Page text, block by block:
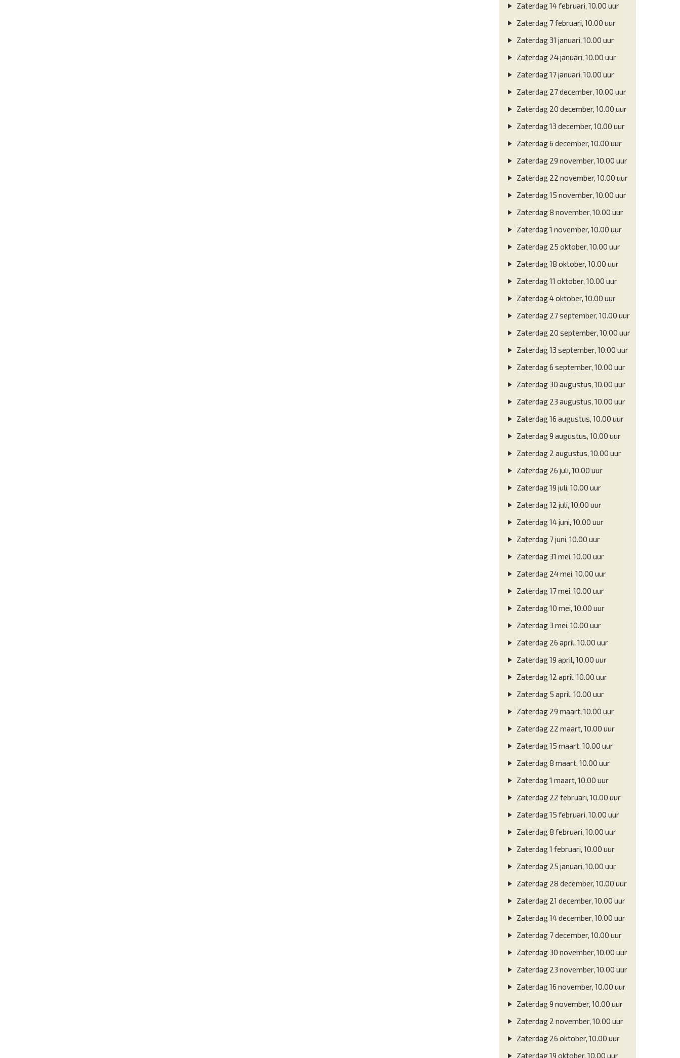
Zaterdag 14 februari, 10.00 uur
Zaterdag 7 februari, 10.00 uur
Zaterdag 31 januari, 10.00 uur
Zaterdag 24 januari, 10.00 uur
Zaterdag 17 januari, 10.00 uur
Zaterdag 27 december, 10.00 uur
Zaterdag 20 december, 10.00 uur
Zaterdag 13 december, 10.00 uur
Zaterdag 6 december, 10.00 uur
Zaterdag 29 november, 10.00 uur
Zaterdag 22 november, 10.00 uur
Zaterdag 15 november, 10.00 uur
Zaterdag 8 november, 10.00 uur
Zaterdag 1 november, 10.00 uur
Zaterdag 25 oktober, 10.00 uur
Zaterdag 18 oktober, 10.00 uur
Zaterdag 11 oktober, 10.00 uur
Zaterdag 4 oktober, 10.00 uur
Zaterdag 27 september, 10.00 uur
Zaterdag 20 september, 10.00 uur
Zaterdag 13 september, 10.00 uur
Zaterdag 6 september, 10.00 uur
Zaterdag 30 augustus, 10.00 uur
Zaterdag 23 augustus, 10.00 uur
Zaterdag 16 augustus, 10.00 uur
Zaterdag 9 augustus, 10.00 uur
Zaterdag 2 augustus, 10.00 uur
Zaterdag 26 juli, 10.00 uur
Zaterdag 19 juli, 10.00 uur
Zaterdag 12 juli, 10.00 uur
Zaterdag 14 juni, 10.00 uur
Zaterdag 7 juni, 10.00 uur
Zaterdag 31 mei, 10.00 uur
Zaterdag 24 mei, 10.00 uur
Zaterdag 17 mei, 10.00 uur
Zaterdag 10 mei, 10.00 uur
Zaterdag 3 mei, 10.00 uur
Zaterdag 26 april, 10.00 uur
Zaterdag 19 april, 10.00 uur
Zaterdag 12 april, 10.00 uur
Zaterdag 5 april, 10.00 uur
Zaterdag 29 maart, 10.00 uur
Zaterdag 22 maart, 10.00 uur
Zaterdag 15 maart, 10.00 uur
Zaterdag 8 maart, 10.00 uur
Zaterdag 1 maart, 10.00 uur
Zaterdag 22 februari, 10.00 uur
Zaterdag 15 februari, 10.00 uur
Zaterdag 8 februari, 10.00 uur
Zaterdag 1 februari, 10.00 uur
Zaterdag 25 januari, 10.00 uur
Zaterdag 28 december, 10.00 uur
Zaterdag 21 december, 10.00 uur
Zaterdag 14 december, 10.00 uur
Zaterdag 7 december, 10.00 uur
Zaterdag 30 november, 10.00 uur
Zaterdag 23 november, 10.00 uur
Zaterdag 16 november, 10.00 uur
Zaterdag 9 november, 10.00 uur
Zaterdag 2 november, 10.00 uur
Zaterdag 26 oktober, 10.00 uur
Zaterdag 19 oktober, 10.00 uur